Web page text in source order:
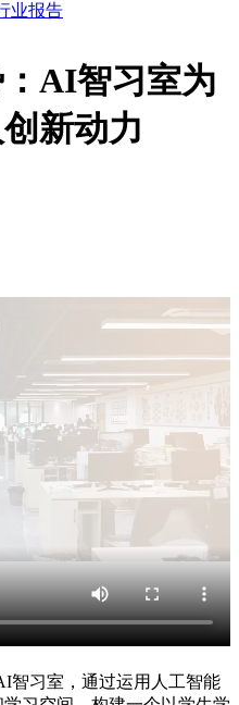
业报告
AI智习室为
新动力
智习室，通过运用人工智能